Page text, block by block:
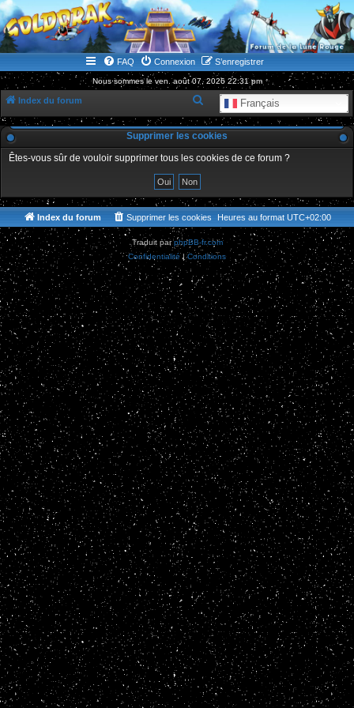
WWW.GOLDORAKGO.COM
le site de la Lune Rouge
FAQ Connexion S’enregistrer
Nous sommes le ven. août 07, 2026 22:31 pm
Index du forum Français
e
c
h
h
e
r
Supprimer les cookies
Êtes-vous sûr de vouloir supprimer tous les cookies de ce forum ?
Index du forum Heures au format UTC+02:00
Supprimer les cookies
Traduit parphpBB-fr.com
Confidentialité|Conditions